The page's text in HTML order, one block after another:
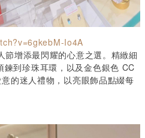
Io4A
節增添最閃耀的心意之選。精緻細
到珍珠耳環，以及金色銀色 CC
的迷人禮物，以亮眼飾品點綴每